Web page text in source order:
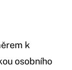
k
osobního